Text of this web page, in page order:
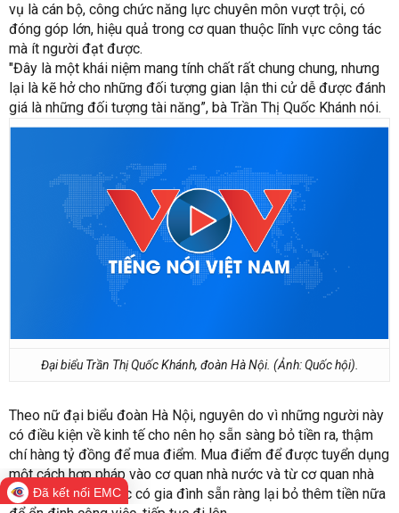
vụ là cán bộ, công chức năng lực chuyên môn vượt trội, có
đóng góp lớn, hiệu quả trong cơ quan thuộc lĩnh vực công tác
mà ít người đạt được.
"Đây là một khái niệm mang tính chất rất chung chung, nhưng
lại là kẽ hở cho những đối tượng gian lận thi cử dễ được đánh
giá là những đối tượng tài năng”, bà Trần Thị Quốc Khánh nói.
Đại biểu Trần Thị Quốc Khánh, đoàn Hà Nội. (Ảnh: Quốc hội).
Theo nữ đại biểu đoàn Hà Nội, nguyên do vì những người này
có điều kiện về kinh tế cho nên họ sẵn sàng bỏ tiền ra, thậm
chí hàng tỷ đồng để mua điểm. Mua điểm để được tuyển dụng
một cách hợp pháp vào cơ quan nhà nước và từ cơ quan nhà
nước, có những việc có gia đình sẵn ràng lại bỏ thêm tiền nữa
Đã kết nối EMC